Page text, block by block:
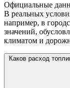
Официальные
В реальных
например, в
значений,
климатом и
Каков расход